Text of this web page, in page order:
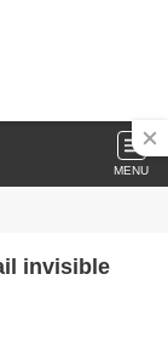
MENU
invisible